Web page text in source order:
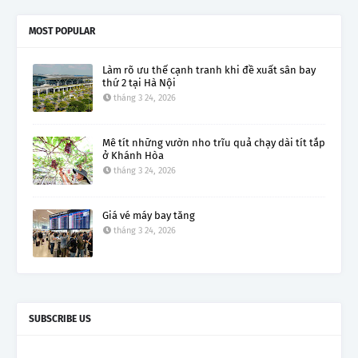
MOST POPULAR
Làm rõ ưu thế cạnh tranh khi đề xuất sân bay
thứ 2 tại Hà Nội
tháng 3 24, 2026
Mê tít những vườn nho trĩu quả chạy dài tít tắp
ở Khánh Hòa
tháng 3 24, 2026
Giá vé máy bay tăng
tháng 3 24, 2026
SUBSCRIBE US